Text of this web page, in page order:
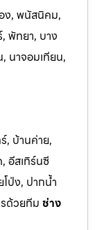
ง, พนัสนิคม,
, พัทยา, บาง
นาจอมเทียน,
, บ้านค่าย,
อีสเทิร์นซี
ป่ง, ปากน้ำ
รด้วยทีม ช่าง